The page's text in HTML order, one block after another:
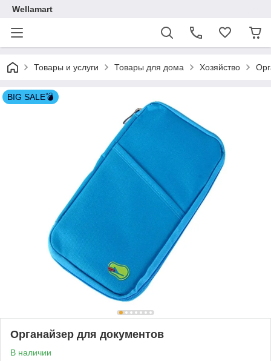
Wellamart
Товары и услуги Товары для дома Хозяйство
BIG SALE💣
Органайзер для документов
В наличии